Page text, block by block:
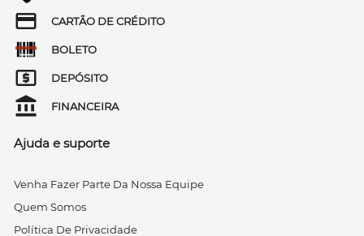
CARTÃO DE CRÉDITO
BOLETO
DEPÓSITO
FINANCEIRA
Ajuda e suporte
Venha Fazer Parte Da Nossa Equipe
Quem Somos
Política De Privacidade